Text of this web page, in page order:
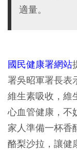
適量。
國民健康署網站
署吳昭軍署長表
維生素吸收，維
心血管健康，不
家人準備一杯香
酪梨沙拉，讓健